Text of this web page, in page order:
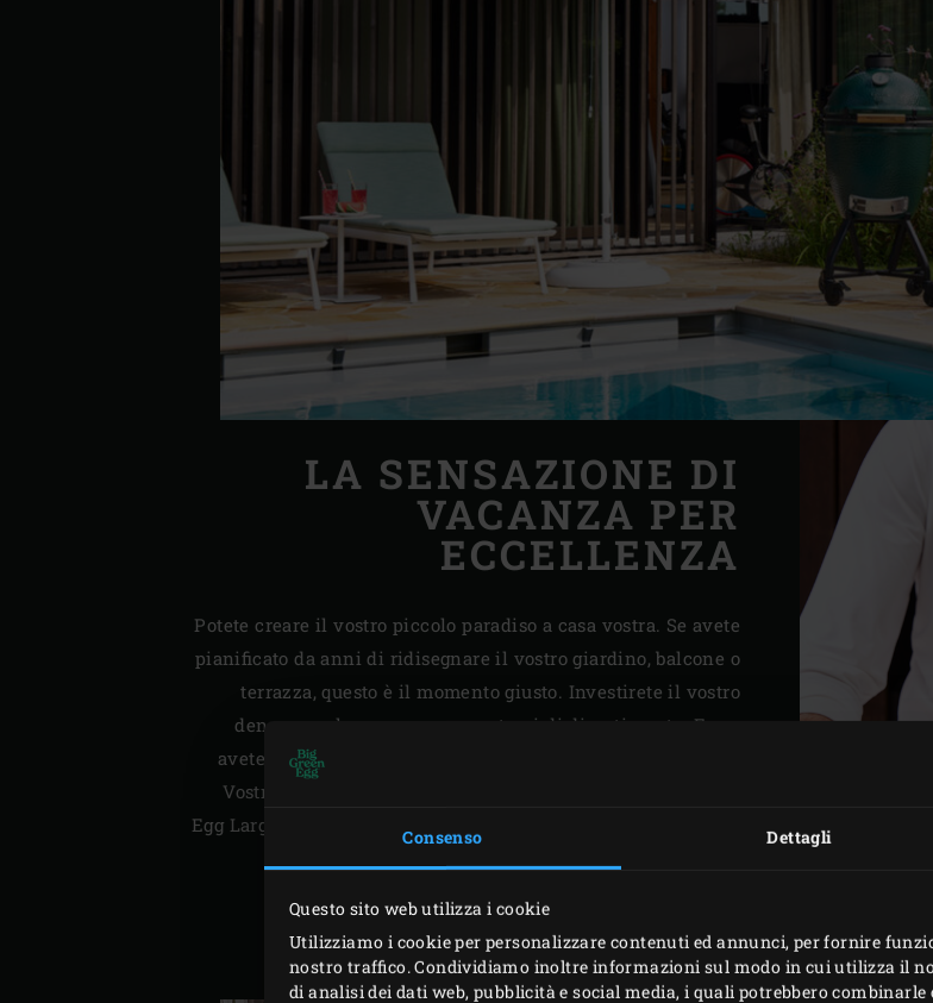
Consenso Dettagli
Questo sito web utilizza i cookie
Utilizziamo i cookie per personalizzare contenuti ed annunci, per fornire
nostro traffico. Condividiamo inoltre informazioni sul modo in cui utilizza il
di analisi dei dati web, pubblicità e social media, i quali potrebbero
LA SENSAZIONE DI
VACANZA PER
ECCELLENZA
Potete creare il vostro piccolo paradiso a casa vostra. Se avete
pianificato da anni di ridisegnare il vostro giardino, balcone o
terrazza, questo è il momento giusto. Investirete il vostro
denaro per le vacanze per portarvi di divertimento. Forse
avete sognato una cucina all’aperto (
Vostro EGG, o un
Egg Large. Stare a casa offre molte possibilità di fare alcune di